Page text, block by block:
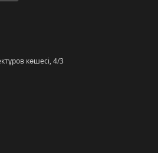
көшесі, 4/3